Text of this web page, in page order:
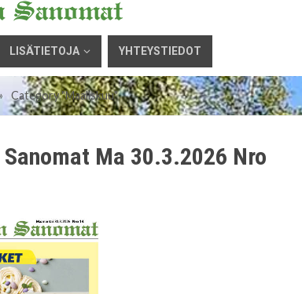
LISÄTIETOJA YHTEYSTIEDOT
Category "Maaliskuu"
Ma 30.3.2026 Nro